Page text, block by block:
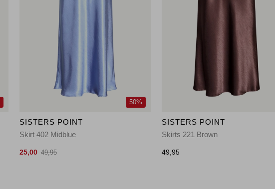
50%
SISTERS POINT
Skirt 402 Midblue
25,00 49,95
SISTERS POINT
Skirts 221 Brown
49,95